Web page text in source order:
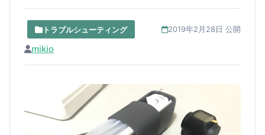
トラブルシューティング 2019年2月28日 公開
mikio